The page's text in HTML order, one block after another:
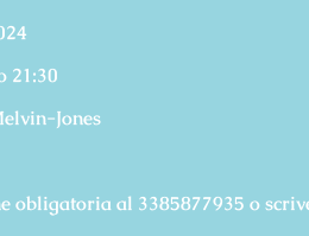
21:30
Jones
obligatoria al 3385877935 o